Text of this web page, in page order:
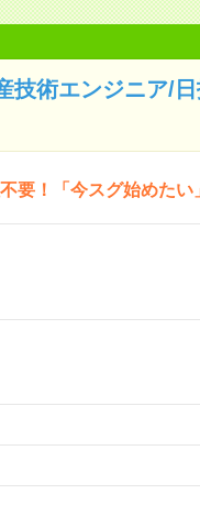
技術エンジニア/
要！「今スグ始めたい